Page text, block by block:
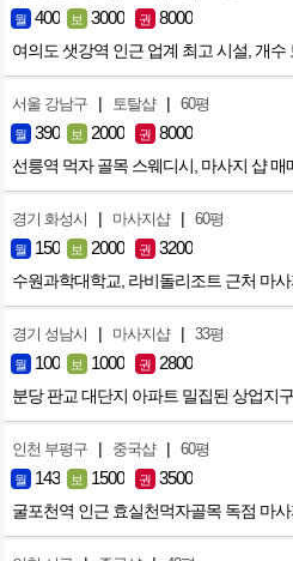
월 400 보 3000 권 8000
여의도 샛강역 인근 업계 최고 시설, 개수
서울 강남구 | 토탈샵 | 60평
월 390 보 2000 권 8000
선릉역 먹자 골목 스웨디시, 마사지 샵 매
경기 화성시 | 마사지샵 | 60평
월 150 보 2000 권 3200
수원과학대학교, 라비돌리조트 근처 마
경기 성남시 | 마사지샵 | 33평
월 100 보 1000 권 2800
분당 판교 대단지 아파트 밀집된 상업지
인천 부평구 | 중국샵 | 60평
월 143 보 1500 권 3500
굴포천역 인근 효실천먹자골목 독점 마사